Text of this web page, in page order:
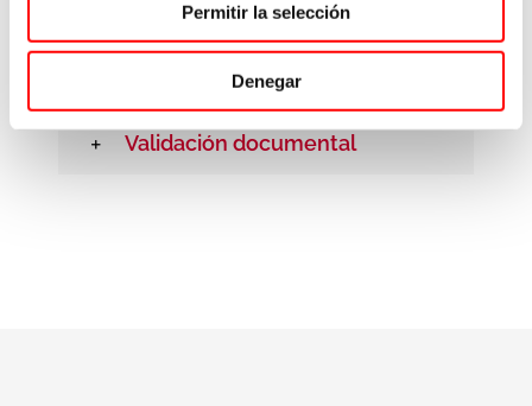
Permitir la selección
Denegar
Validación de montaje
Validación documental